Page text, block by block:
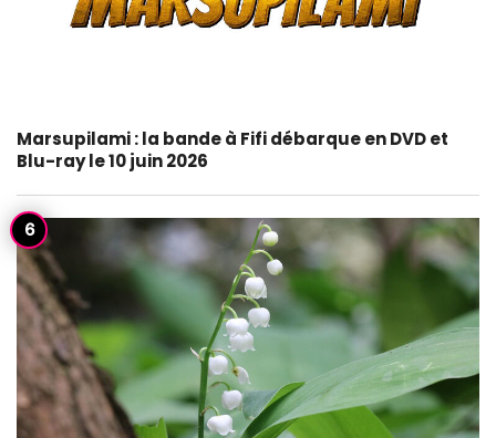
Marsupilami : la bande à Fifi débarque en DVD et
Blu-ray le 10 juin 2026